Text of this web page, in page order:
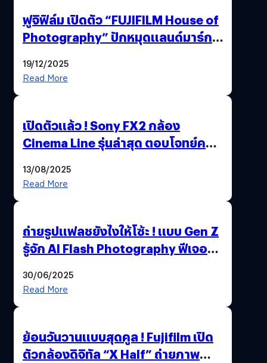
ฟูจิฟิล์ม เปิดตัว “FUJIFILM House of
Photography” ปักหมุดแลนด์มาร์ก
19/12/2025
Read More
เปิดตัวแล้ว ! Sony FX2 กล้อง
Cinema Line รุ่นล่าสุด ตอบโจทย์ครี
13/08/2025
Read More
ถ่ายรูปแฟลชยังไงให้โซ้ะ ! แบบ Gen Z
รู้จัก AI Flash Photography ฟีเจอร์
30/06/2025
Read More
ย้อนวันวานแบบสุดคูล ! Fujifilm เปิด
ตัวกล้องดิจิทัล “X Half” ถ่ายภาพ